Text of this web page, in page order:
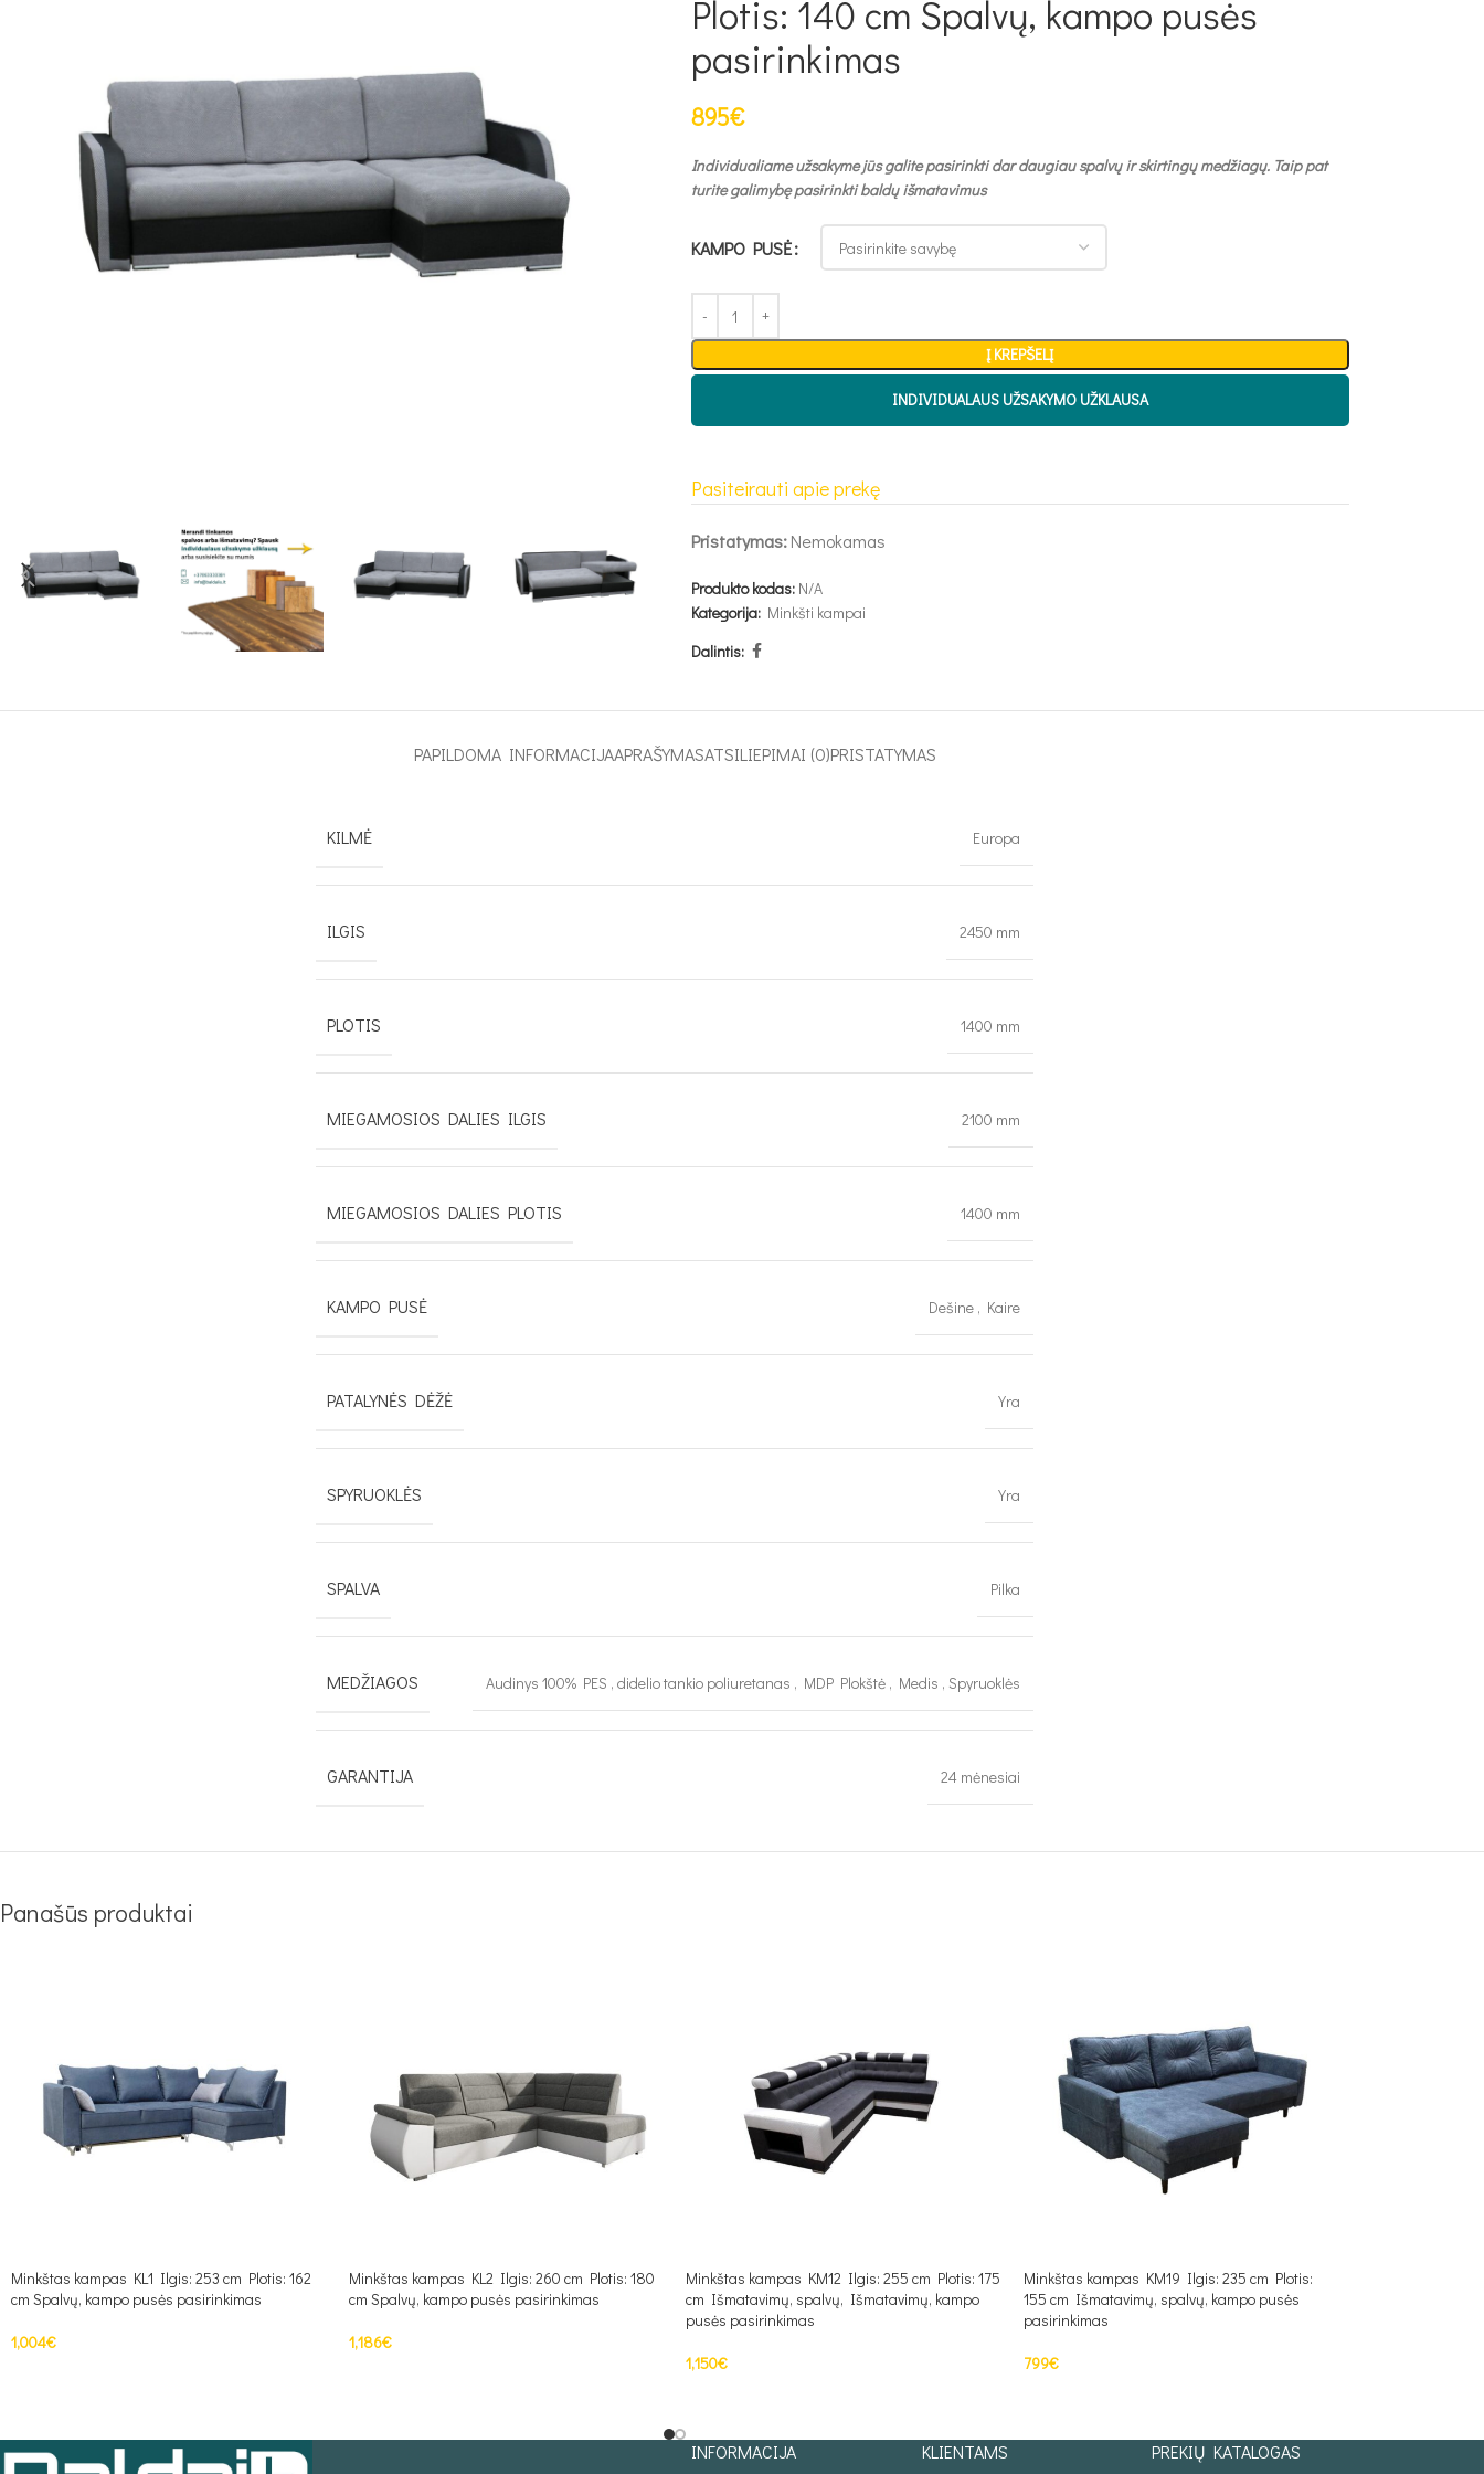
Plotis: 140 cm Spalvų, kampo pusės
pasirinkimas
895€
Individualiame užsakyme jūs galite pasirinkti dar daugiau spalvų ir skirtingų medžiagų. Taip pat
turite galimybę pasirinkti baldų išmatavimus
KAMPO PUSĖ
Į KREPŠELĮ
INDIVIDUALAUS UŽSAKYMO UŽKLAUSA
Pasiteirauti apie prekę
Pristatymas:Nemokamas
Produkto kodas: N/A
Kategorija: Minkšti kampai
Dalintis:
PAPILDOMA INFORMACIJAAPRAŠYMASATSILIEPIMAI (0)PRISTATYMAS
KILMĖ Europa
ILGIS 2450 mm
PLOTIS 1400 mm
MIEGAMOSIOS DALIES ILGIS 2100 mm
MIEGAMOSIOS DALIES PLOTIS 1400 mm
KAMPO PUSĖ Dešine , Kaire
PATALYNĖS DĖŽĖ Yra
SPYRUOKLĖS Yra
SPALVA Pilka
MEDŽIAGOS Audinys 100% PES , didelio tankio poliuretanas , MDP Plokštė , Medis , Spyruoklės
GARANTIJA 24 mėnesiai
Panašūs produktai
Minkštas kampas KL1 Ilgis: 253 cm Plotis: 162
cm Spalvų, kampo pusės pasirinkimas
1,004€
Minkštas kampas KL2 Ilgis: 260 cm Plotis: 180
cm Spalvų, kampo pusės pasirinkimas
1,186€
Minkštas kampas KM12 Ilgis: 255 cm Plotis: 175
cm Išmatavimų, spalvų, Išmatavimų, kampo
pusės pasirinkimas
1,150€
Minkštas kampas KM19 Ilgis: 235 cm Plotis:
155 cm Išmatavimų, spalvų, kampo pusės
pasirinkimas
799€
INFORMACIJA KLIENTAMS PREKIŲ KATALOGAS